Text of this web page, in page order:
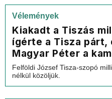
Vélemények
Kiakadt a Tiszás
ígérte a Tisza párt,
Magyar Péter a
Felföldi József Tisza-szopó
nélkül közöljük.